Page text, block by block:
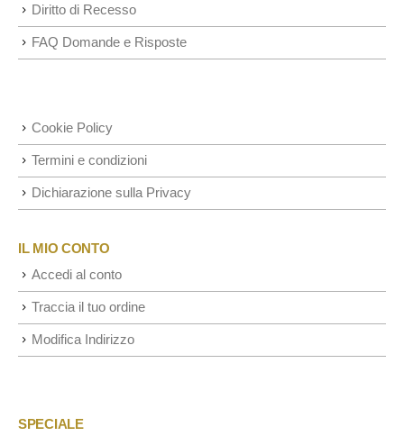
Diritto di Recesso
FAQ Domande e Risposte
Cookie Policy
Termini e condizioni
Dichiarazione sulla Privacy
IL MIO CONTO
Accedi al conto
Traccia il tuo ordine
Modifica Indirizzo
SPECIALE